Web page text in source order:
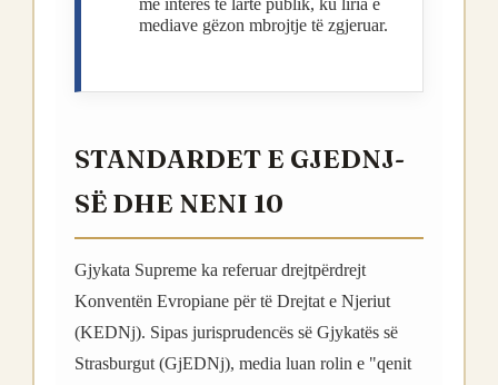
me interes të lartë publik, ku liria e
mediave gëzon mbrojtje të zgjeruar.
STANDARDET E GJEDNJ-
SË DHE NENI 10
Gjykata Supreme ka referuar drejtpërdrejt
Konventën Evropiane për të Drejtat e Njeriut
(KEDNj). Sipas jurisprudencës së Gjykatës së
Strasburgut (GjEDNj), media luan rolin e "qenit